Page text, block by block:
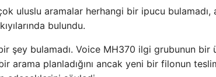
uluslu aramalar herhangi bir ipucu bulamadı,
bulundu.
şey bulamadı. Voice MH370 ilgi grubunun bir
arama planladığını ancak yeni bir filonun